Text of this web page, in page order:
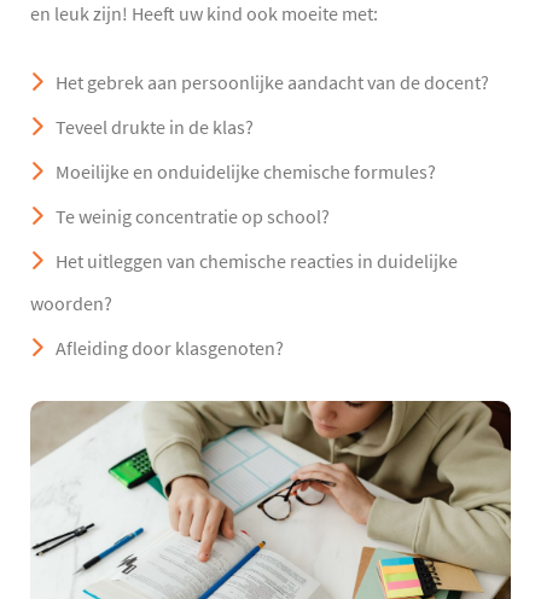
en leuk zijn! Heeft uw kind ook moeite met:
Het gebrek aan persoonlijke aandacht van de docent?
Teveel drukte in de klas?
Moeilijke en onduidelijke chemische formules?
Te weinig concentratie op school?
Het uitleggen van chemische reacties in duidelijke
woorden?
Afleiding door klasgenoten?